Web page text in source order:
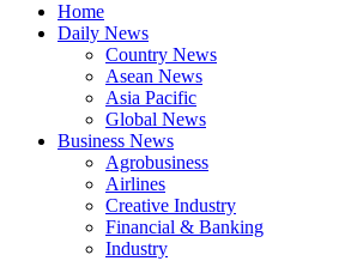
Home
Daily News
Country News
Asean News
Asia Pacific
Global News
Business News
Agrobusiness
Airlines
Creative Industry
Financial & Banking
Industry